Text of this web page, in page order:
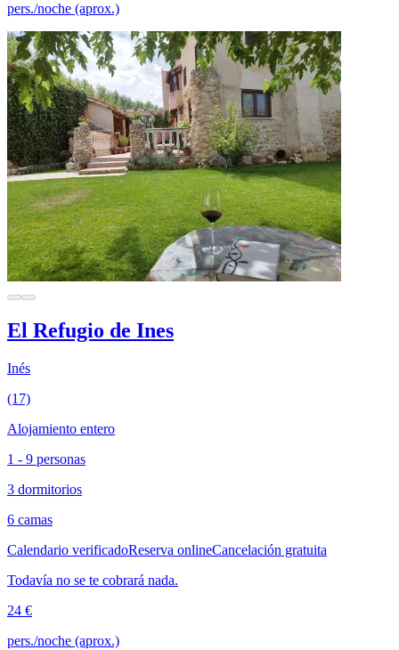
pers./noche (aprox.)
El Refugio de Ines
Inés
(17)
Alojamiento entero
1 - 9 personas
3 dormitorios
6 camas
Calendario verificadoReserva onlineCancelación gratuita
Todavía no se te cobrará nada.
24 €
pers./noche (aprox.)